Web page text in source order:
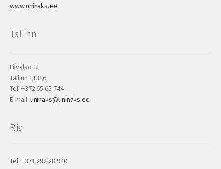
www.uninaks.ee
Tallinn
Liivalao 11
Tallinn 11316
Tel: +372 65 65 744
E-mail: uninaks@uninaks.ee
Riia
Tel: +371 292 28 940